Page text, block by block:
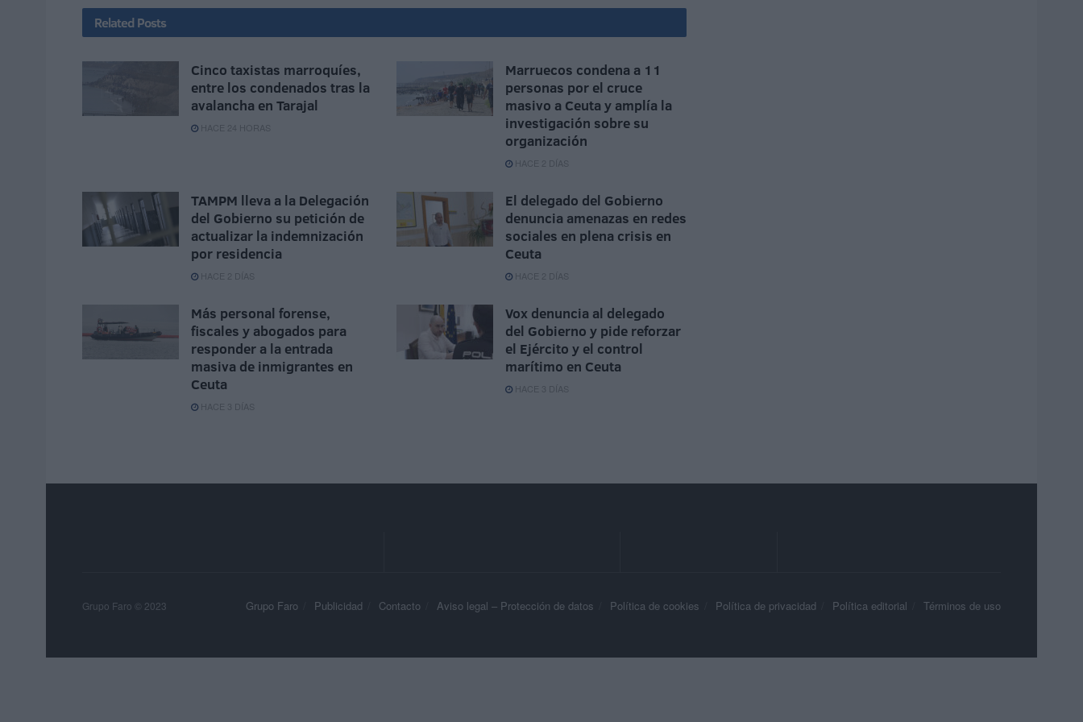
Related Posts
Cinco taxistas marroquíes,
entre los condenados tras la
avalancha en Tarajal
HACE 24 HORAS
Marruecos condena a 11
personas por el cruce
masivo a Ceuta y amplía la
investigación sobre su
organización
HACE 2 DÍAS
TAMPM lleva a la Delegación
del Gobierno su petición de
actualizar la indemnización
por residencia
HACE 2 DÍAS
El delegado del Gobierno
denuncia amenazas en redes
sociales en plena crisis en
Ceuta
HACE 2 DÍAS
Más personal forense,
fiscales y abogados para
responder a la entrada
masiva de inmigrantes en
Ceuta
HACE 3 DÍAS
Vox denuncia al delegado
del Gobierno y pide reforzar
el Ejército y el control
marítimo en Ceuta
HACE 3 DÍAS
Grupo Faro Publicidad Contacto Aviso legal – Protección de datos Política de cookies Política de privacidad Política editorial Términos de uso
Grupo Faro © 2023